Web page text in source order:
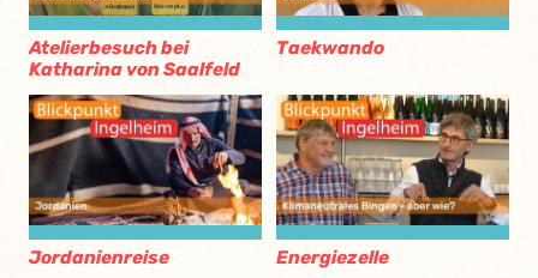
Atelierbesuch bei
Katharina von Saalfeld
Taekwando
Jordanienreise Energiezelle